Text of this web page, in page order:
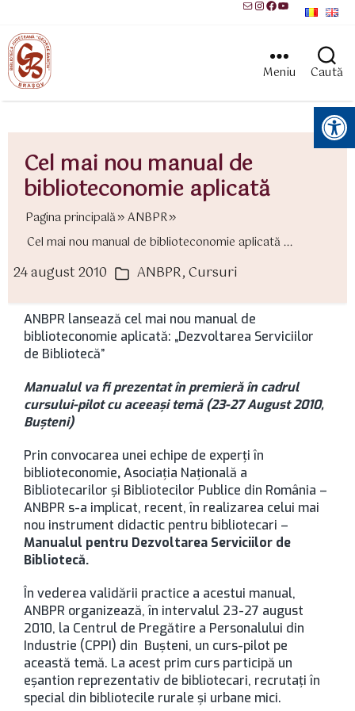
MailInstagram
Facebook
YouTube
Meniu Caută
Instrumente pentru accesibilitate
Cel mai nou manual de
biblioteconomie aplicată
Pagina principală
ANBPR
Cel mai nou manual de biblioteconomie aplicată ...
24 august 2010 Categorii
ANBPR,Cursuri
ANBPR lansează cel mai nou manual de
biblioteconomie aplicată: „Dezvoltarea Serviciilor
de Bibliotecă”
Manualul va fi prezentat în premieră în cadrul
cursului-pilot cu aceeași temă (23-27 August 2010,
Bușteni)
Prin convocarea unei echipe de experți în
biblioteconomie,Asociația Națională a
Bibliotecarilor și Bibliotecilor Publice din România –
ANBPR s-a implicat, recent, în realizarea celui mai
nou instrument didactic pentru bibliotecari –
Manualul pentru Dezvoltarea Serviciilor de
Bibliotecă.
În vederea validării practice a acestui manual,
ANBPR organizează, în intervalul 23-27 august
2010, la Centrul de Pregătire a Personalului din
Industrie (CPPI) din Bușteni, un curs-pilot pe
această temă. La acest prim curs participă un
eșantion reprezentativ de bibliotecari, recrutați în
special din bibliotecile rurale și urbane mici.